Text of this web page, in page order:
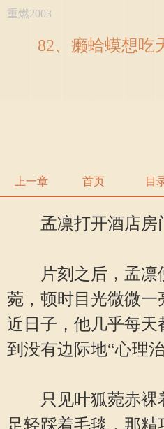
重燃2003
82、癞蛤蟆想吃
上一章 首页 目
孟凛打开酒店房
片刻之后，孟凛
菀，顿时目光微微一
近日子，他几乎每天
到没有边际地“心理
只见叶狐菀赤裸
足轻踩着毛毯，那